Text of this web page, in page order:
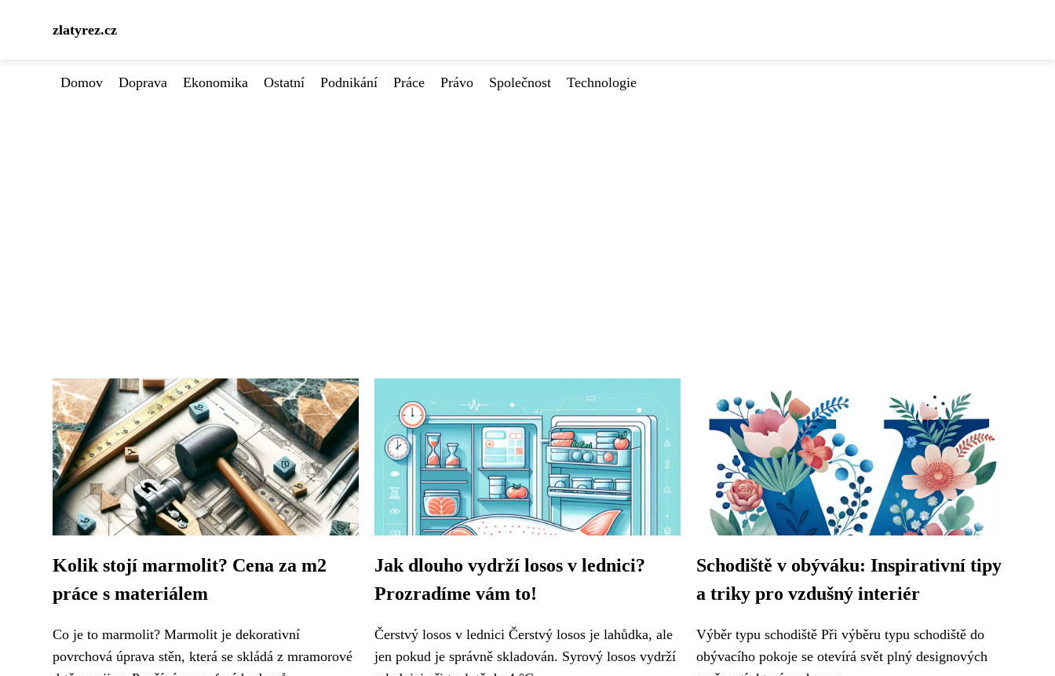
zlatyrez.cz
Domov Doprava Ekonomika Ostatní Podnikání Práce Právo Společnost Technologie
Kolik stojí marmolit? Cena za m2
práce s materiálem
Co je to marmolit? Marmolit je dekorativní
povrchová úprava stěn, která se skládá z mramorové
Jak dlouho vydrží losos v lednici?
Prozradíme vám to!
Čerstvý losos v lednici Čerstvý losos je lahůdka, ale
jen pokud je správně skladován. Syrový losos vydrží
Schodiště v obýváku: Inspirativní tipy
a triky pro vzdušný interiér
Výběr typu schodiště Při výběru typu schodiště do
obývacího pokoje se otevírá svět plný designových